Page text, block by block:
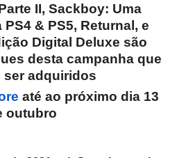
II, Sackboy: Uma
& PS5, Returnal, e
Digital Deluxe são
desta campanha que
ser adquiridos
até ao próximo dia 13
outubro